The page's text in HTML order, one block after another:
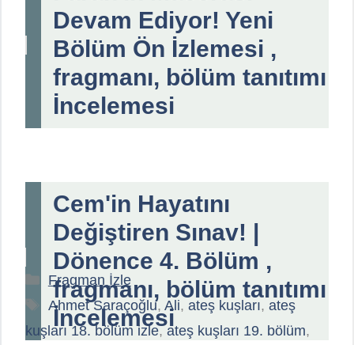
Devam Ediyor! Yeni
Bölüm Ön İzlemesi ,
fragmanı, bölüm tanıtımı
İncelemesi
Cem'in Hayatını
Değiştiren Sınav! |
Dönence 4. Bölüm ,
fragmanı, bölüm tanıtımı
İncelemesi
Kategoriler
Fragman İzle
Etiketler
Ahmet Saraçoğlu, Ali, ateş kuşları, ateş
kuşları 18. bölüm izle,ateş kuşları 19. bölüm,